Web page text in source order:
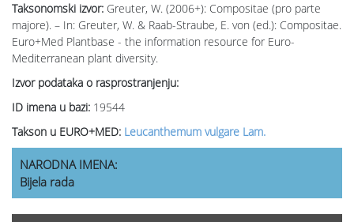
Taksonomski izvor: Greuter, W. (2006+): Compositae (pro parte
majore). – In: Greuter, W. & Raab-Straube, E. von (ed.): Compositae.
Euro+Med Plantbase - the information resource for Euro-
Mediterranean plant diversity.
Izvor podataka o rasprostranjenju:
ID imena u bazi: 19544
Takson u EURO+MED: Leucanthemum vulgare Lam.
NARODNA IMENA:
Bijela rada